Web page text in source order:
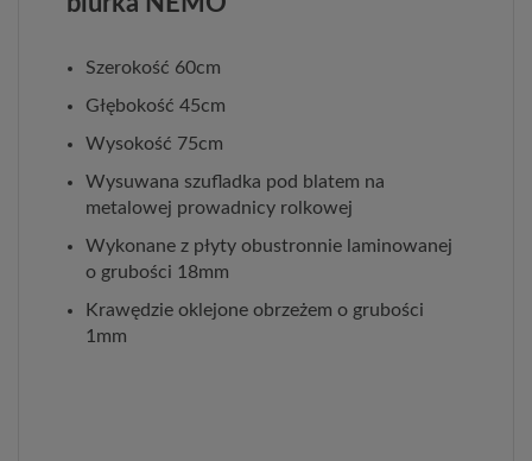
Szerokość 60cm
Głębokość 45cm
Wysokość 75cm
Wysuwana szufladka pod blatem na
metalowej prowadnicy rolkowej
Wykonane z płyty obustronnie laminowanej
o grubości 18mm
Krawędzie oklejone obrzeżem o grubości
1mm